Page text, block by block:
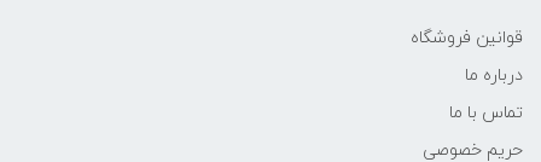
قوانین فروشگاه
درباره ما
تماس با ما
حریم خصوصی